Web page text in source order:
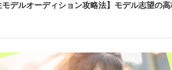
モデルオーディション攻略法】モデル志望の高